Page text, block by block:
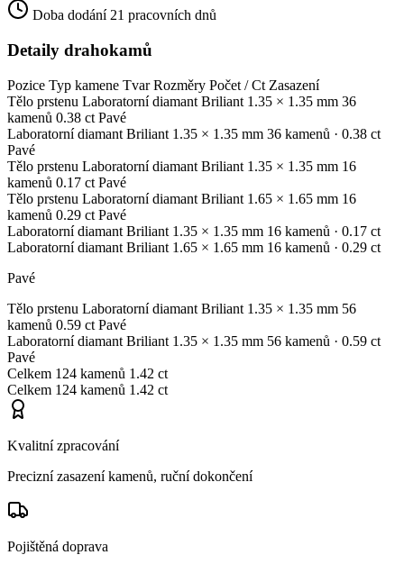
Doba dodání 21 pracovních dnů
Detaily drahokamů
Pozice Typ kamene Tvar Rozměry Počet / Ct Zasazení
Tělo prstenu Laboratorní diamant Briliant 1.35 × 1.35 mm 36
kamenů 0.38 ct Pavé
Laboratorní diamant Briliant 1.35 × 1.35 mm 36 kamenů · 0.38 ct
Pavé
Tělo prstenu Laboratorní diamant Briliant 1.35 × 1.35 mm 16
kamenů 0.17 ct Pavé
Tělo prstenu Laboratorní diamant Briliant 1.65 × 1.65 mm 16
kamenů 0.29 ct Pavé
Laboratorní diamant Briliant 1.35 × 1.35 mm 16 kamenů · 0.17 ct
Laboratorní diamant Briliant 1.65 × 1.65 mm 16 kamenů · 0.29 ct
Pavé
Tělo prstenu Laboratorní diamant Briliant 1.35 × 1.35 mm 56
kamenů 0.59 ct Pavé
Laboratorní diamant Briliant 1.35 × 1.35 mm 56 kamenů · 0.59 ct
Pavé
Celkem 124 kamenů 1.42 ct
Celkem 124 kamenů 1.42 ct
Kvalitní zpracování
Precizní zasazení kamenů, ruční dokončení
Pojištěná doprava